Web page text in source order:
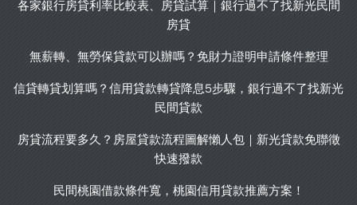
各家銀行房貸利率比較表、房貸試算｜銀行過不了找新光民間
房貸
無薪轉、無勞保貸款可以辦嗎？免財力證明申請條件整理
信貸轉貸划算嗎？信用貸款轉貸降息5步驟，銀行過不了找新光
民間貸款
房貸流程要多久？房屋貸款流程圖解懶人包｜新光貸款免聯徵
快速撥款
民間桃園借款條件寬，桃園信用貸款推薦方案！